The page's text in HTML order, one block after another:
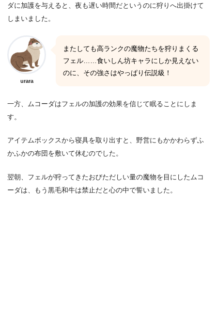
ダに加護を与えると、夜も遅い時間だというのに狩りへ出掛けて
しまいました。
urara
またしても高ランクの魔物たちを狩りまくる
フェル……食いしん坊キャラにしか見えない
のに、その強さはやっぱり伝説級！
一方、ムコーダはフェルの加護の効果を信じて眠ることにしま
す。
アイテムボックスから寝具を取り出すと、野営にもかかわらずふ
かふかの布団を敷いて休むのでした。
翌朝、フェルが狩ってきたおびただしい量の魔物を目にしたムコ
ーダは、もう黒毛和牛は禁止だと心の中で誓いました。